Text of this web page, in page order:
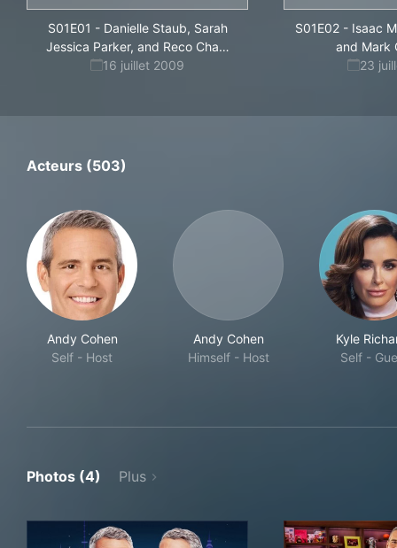
S01E01 - Danielle Staub, Sarah
Jessica Parker, and Reco Cha…
16 juillet 2009
S01E02- Isaac
and Mark
23
Acteurs (503)
Andy Cohen
Self - Host
Andy Cohen
Himself - Host
Kyle
Self -
Photos (4) Plus